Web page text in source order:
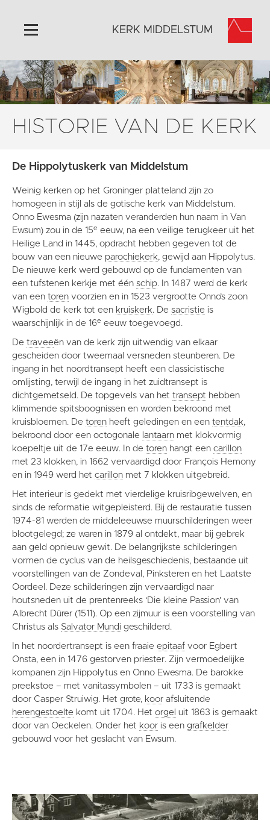
Home
Algemeen
Historie
Het Grootste Museum
Steun ons
Contact
Vaktaal
KERK MIDDELSTUM
HISTORIE VAN DE KERK
De Hippolytuskerk van Middelstum
Weinig kerken op het Groninger platteland zijn zo
homogeen in stijl als de gotische kerk van Middelstum.
Onno Ewesma (zijn nazaten veranderden hun naam in Van
Ewsum) zou in de 15e eeuw, na een veilige terugkeer uit het
Heilige Land in 1445, opdracht hebben gegeven tot de
bouw van een nieuwe parochiekerk, gewijd aan Hippolytus.
De nieuwe kerk werd gebouwd op de fundamenten van
een tufstenen kerkje met één schip. In 1487 werd de kerk
van een toren voorzien en in 1523 vergrootte Onno’s zoon
Wigbold de kerk tot een kruiskerk. De sacristie is
waarschijnlijk in de 16e eeuw toegevoegd.
De traveeën van de kerk zijn uitwendig van elkaar
gescheiden door tweemaal versneden steunberen. De
ingang in het noordtransept heeft een classicistische
omlijsting, terwijl de ingang in het zuidtransept is
dichtgemetseld. De topgevels van het transept hebben
klimmende spitsboognissen en worden bekroond met
kruisbloemen. De toren heeft geledingen en een tentdak,
bekroond door een octogonale lantaarn met klokvormig
koepeltje uit de 17e eeuw. In de toren hangt een carillon
met 23 klokken, in 1662 vervaardigd door François Hemony
en in 1949 werd het carillon met 7 klokken uitgebreid.
Het interieur is gedekt met vierdelige kruisribgewelven, en
sinds de reformatie witgepleisterd. Bij de restauratie tussen
1974-81 werden de middeleeuwse muurschilderingen weer
blootgelegd; ze waren in 1879 al ontdekt, maar bij gebrek
aan geld opnieuw gewit. De belangrijkste schilderingen
vormen de cyclus van de heilsgeschiedenis, bestaande uit
voorstellingen van de Zondeval, Pinksteren en het Laatste
Oordeel. Deze schilderingen zijn vervaardigd naar
houtsneden uit de prentenreeks ‘Die kleine Passion’ van
Albrecht Dürer (1511). Op een zijmuur is een voorstelling van
Christus als Salvator Mundi geschilderd.
In het noordertransept is een fraaie epitaaf voor Egbert
Onsta, een in 1476 gestorven priester. Zijn vermoedelijke
kompanen zijn Hippolytus en Onno Ewesma. De barokke
preekstoe – met vanitassymbolen – uit 1733 is gemaakt
door Casper Struiwig. Het grote, koor afsluitende
herengestoelte komt uit 1704. Het orgel uit 1863 is gemaakt
door van Oeckelen. Onder het koor is een grafkelder
gebouwd voor het geslacht van Ewsum.